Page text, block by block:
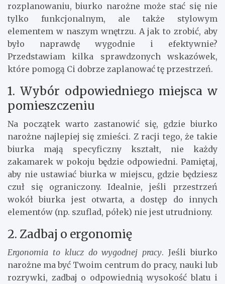
rozplanowaniu, biurko narożne może stać się nie
tylko funkcjonalnym, ale także stylowym
elementem w naszym wnętrzu. A jak to zrobić, aby
było naprawdę wygodnie i efektywnie?
Przedstawiam kilka sprawdzonych wskazówek,
które pomogą Ci dobrze zaplanować tę przestrzeń.
1. Wybór odpowiedniego miejsca w
pomieszczeniu
Na początek warto zastanowić się, gdzie biurko
narożne najlepiej się zmieści. Z racji tego, że takie
biurka mają specyficzny kształt, nie każdy
zakamarek w pokoju będzie odpowiedni. Pamiętaj,
aby nie ustawiać biurka w miejscu, gdzie będziesz
czuł się ograniczony. Idealnie, jeśli przestrzeń
wokół biurka jest otwarta, a dostęp do innych
elementów (np. szuflad, półek) nie jest utrudniony.
2. Zadbaj o ergonomię
Ergonomia to klucz do wygodnej pracy. Jeśli biurko
narożne ma być Twoim centrum do pracy, nauki lub
rozrywki, zadbaj o odpowiednią wysokość blatu i